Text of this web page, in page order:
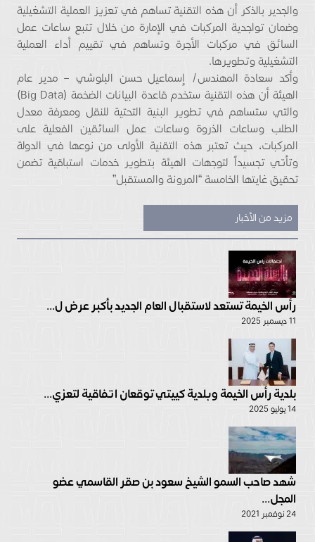
والجدير بالذكر أن هذه التقنية تساهم في تعزيز العملية التشغيلية
وضمان تواجدية المركبات في الإمارة من خلال تتبع ساعات عمل
السائق في مركبات الأجرة وتساهم في تقييم أداء العملية
التشغيلية وتطويرها.
وأكد سعادة المهندس/ إسماعيل حسن البلوشي – مدير عام
الهيئة أن هذه التقنية ستخدم قاعدة البيانات الضخمة (Big Data)
والتي ستساهم في تطوير البنية التحتية للنقل ومعرفة معدل
الطلب وساعات الذروة وساعات عمل السائقين الفعلية على
المركبات، حيث تعتبر هذه التقنية الأولى من نوعها في الدولة
وتأتي تجسيداً لتوجهات الهيئة بتطوير خدمات استباقية تضمن
تحقيق غايتها الخامسة “المرونة والمستقبل”
مزيد من الأخبار
رأس الخيمة تستعد لاستقبال العام الجديد بأكبر عرض ل...
11 ديسمبر 2025
بلدية رأس الخيمة وبلدية كييتي توقعان اتفاقية لتعزي...
14 يوليو 2025
شهد صاحب السمو الشيخ سعود بن صقر القاسمي عضو
المجل...
24 نوفمبر 2021